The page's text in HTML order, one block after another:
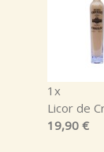
1x
Licor de
19,90 €